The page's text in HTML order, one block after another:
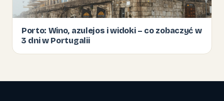
Porto: Wino, azulejos i widoki – co zobaczyć w
3 dni w Portugalii